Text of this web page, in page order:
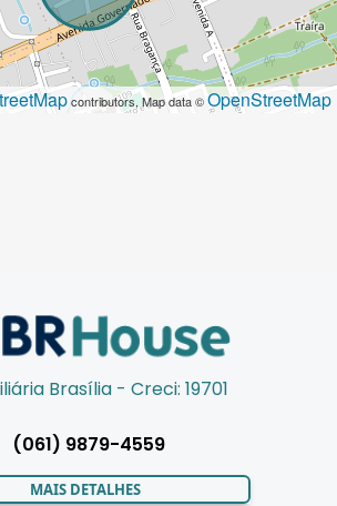
contributors, Map data ©OpenStreetMap
Brasília - Creci: 19701
(061) 9879-4559
MAIS DETALHES